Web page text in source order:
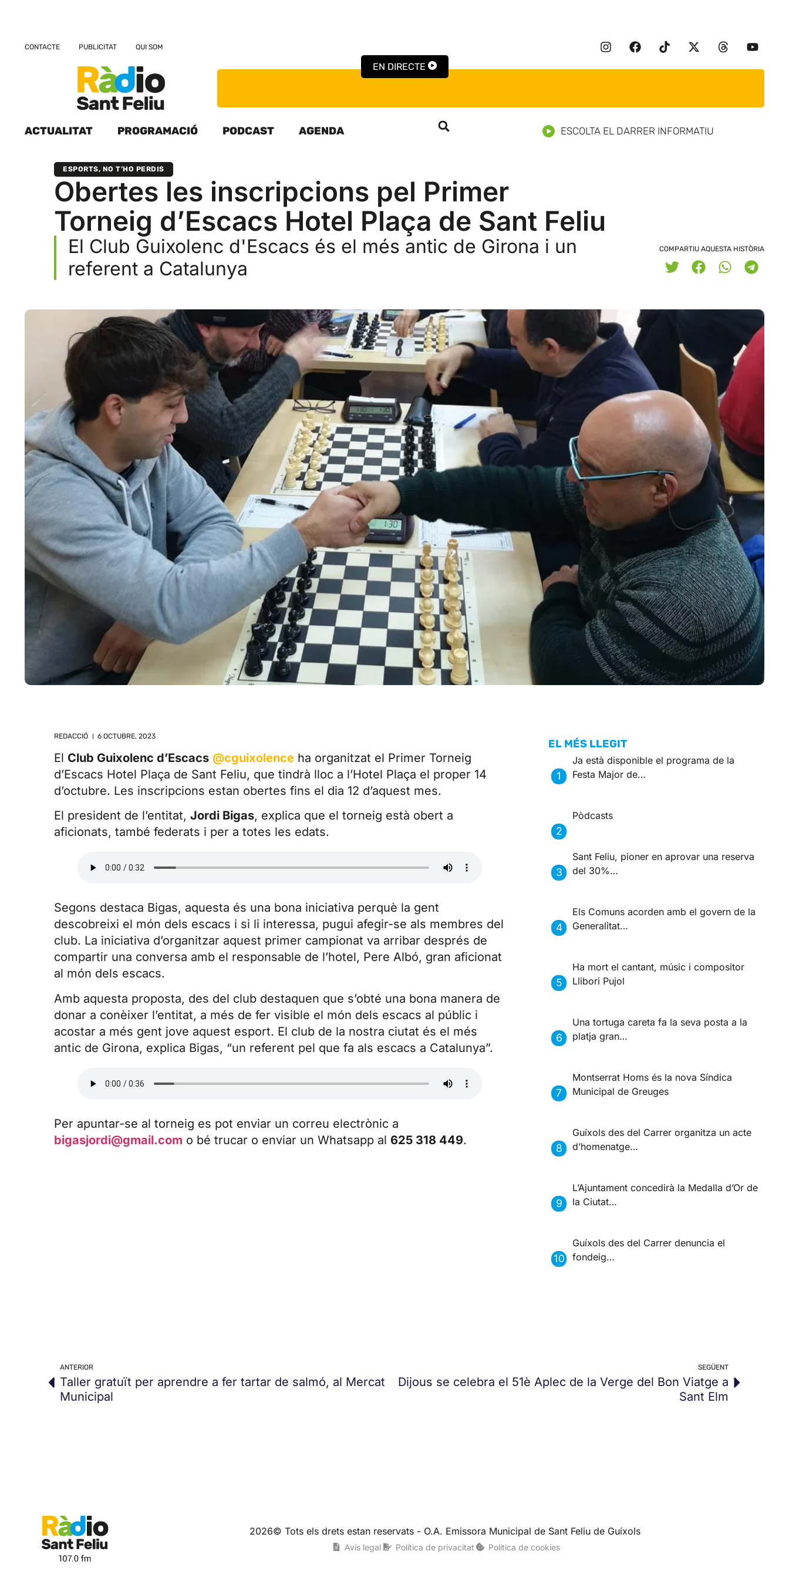
CONTACTE PUBLICITAT QUI SOM
EN DIRECTE
ACTUALITAT PROGRAMACIÓ PODCAST AGENDA ESCOLTA EL DARRER INFORMATIU
ESPORTS, NO T’HO PERDIS
Obertes les inscripcions pel Primer
Torneig d’Escacs Hotel Plaça de Sant Feliu
El Club Guixolenc d'Escacs és el més antic de Girona i un
referent a Catalunya
COMPARTIU AQUESTA HISTÒRIA
REDACCIÓ 6 OCTUBRE, 2023
El Club Guixolenc d’Escacs @cguixolence ha organitzat el Primer Torneig
d’Escacs Hotel Plaça de Sant Feliu, que tindrà lloc a l’Hotel Plaça el proper 14
d’octubre. Les inscripcions estan obertes fins el dia 12 d’aquest mes.
El president de l’entitat, Jordi Bigas, explica que el torneig està obert a
aficionats, també federats i per a totes les edats.
Segons destaca Bigas, aquesta és una bona iniciativa perquè la gent
descobreixi el món dels escacs i si li interessa, pugui afegir-se als membres del
club. La iniciativa d’organitzar aquest primer campionat va arribar després de
compartir una conversa amb el responsable de l’hotel, Pere Albó, gran aficionat
al món dels escacs.
Amb aquesta proposta, des del club destaquen que s’obté una bona manera de
donar a conèixer l’entitat, a més de fer visible el món dels escacs al públic i
acostar a més gent jove aquest esport. El club de la nostra ciutat és el més
antic de Girona, explica Bigas, “un referent pel que fa als escacs a Catalunya”.
Per apuntar-se al torneig es pot enviar un correu electrònic a
bigasjordi@gmail.com o bé trucar o enviar un Whatsapp al 625 318 449.
EL MÉS LLEGIT
Ja està disponible el programa de la
Festa Major de…
Pòdcasts
Sant Feliu, pioner en aprovar una reserva
del 30%…
Els Comuns acorden amb el govern de la
Generalitat…
Ha mort el cantant, músic i compositor
Llibori Pujol
Una tortuga careta fa la seva posta a la
platja gran…
Montserrat Homs és la nova Síndica
Municipal de Greuges
Guíxols des del Carrer organitza un acte
d’homenatge…
L’Ajuntament concedirà la Medalla d’Or de
la Ciutat…
Guíxols des del Carrer denuncia el
fondeig…
ANTERIOR
Taller gratuït per aprendre a fer tartar de salmó, al Mercat
Municipal
SEGÜENT
Dijous se celebra el 51è Aplec de la Verge del Bon Viatge a
Sant Elm
2026© Tots els drets estan reservats - O.A. Emissora Municipal de Sant Feliu de Guíxols
Avís legal Política de privacitat Política de cookies